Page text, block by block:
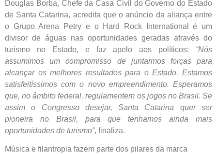
Douglas Borba, Chefe da Casa Civil do Governo do Estado
de Santa Catarina, acredita que o anúncio da aliança entre
o Grupo Arena Petry e o Hard Rock International é um
divisor de águas nas oportunidades geradas através do
turismo no Estado, e faz apelo aos políticos: “Nós
assumimos um compromisso de juntarmos forças para
alcançar os melhores resultados para o Estado. Estamos
satisfeitíssimos com o novo empreendimento. Esperamos
que, no âmbito federal, regulamentem os jogos no Brasil. Se
assim o Congresso desejar, Santa Catarina quer ser
pioneira no Brasil, para que tenhamos ainda mais
oportunidades de turismo”, finaliza.
Música e filantropia fazem parte dos pilares da marca